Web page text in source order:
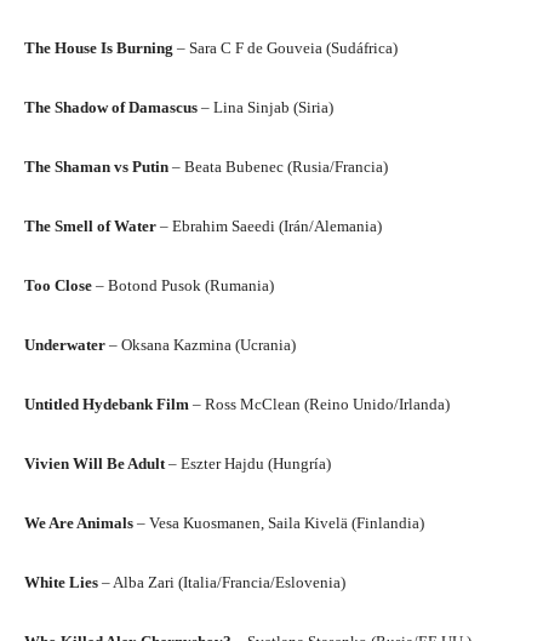
The House Is Burning – Sara C F de Gouveia (Sudáfrica)
The Shadow of Damascus – Lina Sinjab (Siria)
The Shaman vs Putin – Beata Bubenec (Rusia/Francia)
The Smell of Water – Ebrahim Saeedi (Irán/Alemania)
Too Close – Botond Pusok (Rumania)
Underwater – Oksana Kazmina (Ucrania)
Untitled Hydebank Film – Ross McClean (Reino Unido/Irlanda)
Vivien Will Be Adult– Eszter Hajdu (Hungría)
We Are Animals – Vesa Kuosmanen, Saila Kivelä (Finlandia)
White Lies – Alba Zari (Italia/Francia/Eslovenia)